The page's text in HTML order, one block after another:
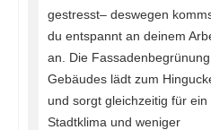
gestresst– deswegen
du entspannt an deinem
an. Die
Gebäudes lädt zum
und sorgt gleichzeitig für ein
Stadtklima und weniger